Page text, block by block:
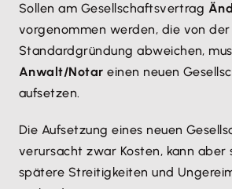
Sollen am Gesellschaftsvertrag
vorgenommen werden, die von der
Standardgründung abweichen,
Anwalt/Notar einen neuen
aufsetzen.
Die Aufsetzung eines neuen
verursacht zwar Kosten, kann aber
spätere Streitigkeiten und